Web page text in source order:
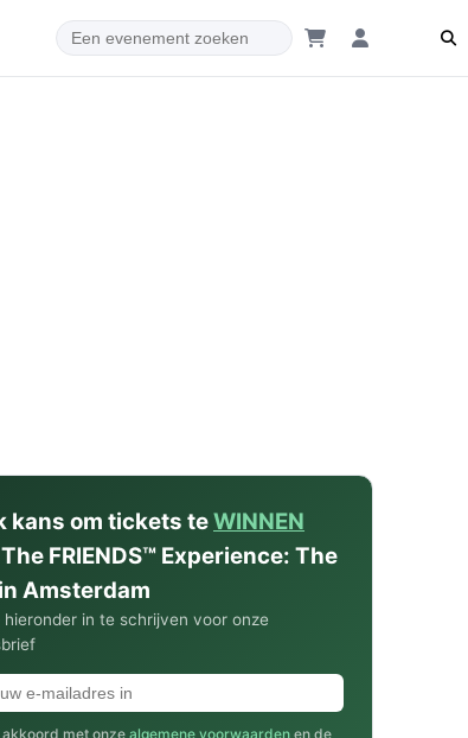
kans om tickets teWINNEN
FRIENDS™ Experience: The
Amsterdam
hieronder in te schrijven voor onze
akkoord met onzealgemene voorwaarden en de